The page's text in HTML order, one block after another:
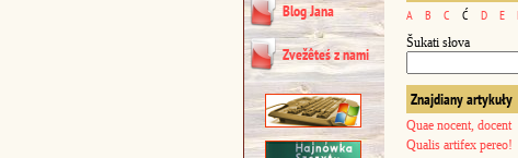
Blog Jana
Zvežêteś z nami
A B C Ć D E
Šukati słova
Znajdiany artykuły
Quae nocent, docent
Qualis artifex pereo!